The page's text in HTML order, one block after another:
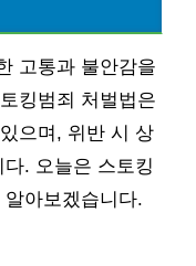
고통과 불안감을
킹범죄 처벌법은
으며, 위반 시 상
. 오늘은 스토킹
아보겠습니다.